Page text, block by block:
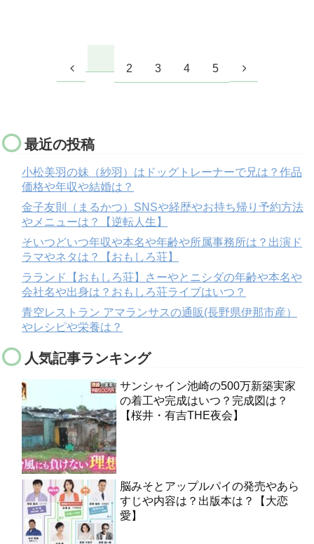
2 3 4 5
最近の投稿
小松美羽の妹（紗羽）はドッグトレーナーで兄は？作品
価格や年収や結婚は？
金子友則（まるかつ）SNSや経歴やお持ち帰り予約方法
やメニューは？【逆転人生】
そいつどいつ年収や本名や年齢や所属事務所は？出演ド
ラマやネタは？【おもしろ荘】
ラランド【おもしろ荘】さーやとニシダの年齢や本名や
会社名や出身は？おもしろ荘ライブはいつ？
青空レストラン アマランサスの通販(長野県伊那市産）
やレシピや栄養は？
人気記事ランキング
サンシャイン池崎の500万新築実家
の着工や完成はいつ？完成図は？
【桜井・有吉THE夜会】
脳みそとアップルパイの発売やあら
すじや内容は？出版本は？【大恋
愛】